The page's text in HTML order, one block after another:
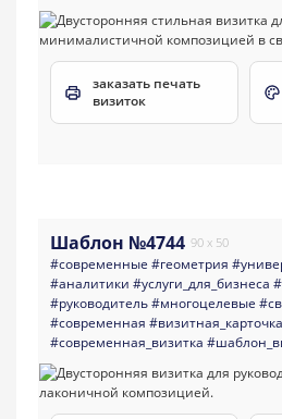
заказать печать
визиток
Шаблон №4744 90 x 50
#современные #геометрия
#аналитики #услуги_для_бизнеса
#руководитель#многоцелевые
#современная #визитная_карточка
#современная_визитка